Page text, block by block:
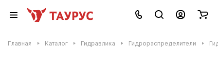
Главная Каталог Гидравлика Гидрораспределители